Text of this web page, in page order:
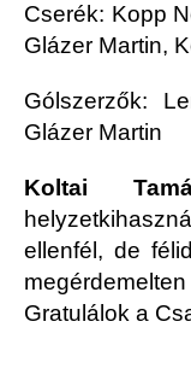
Cserék: Kopp
Glázer Martin,
Gólszerzők:
Glázer Martin
Koltai
ellenfél, de
Gratulálok a